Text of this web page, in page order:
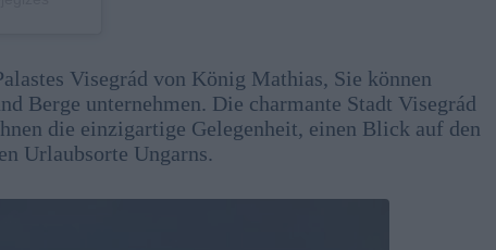
Visegrád von König Mathias, Sie können
Berge unternehmen. Die charmante Stadt Visegrád
die einzigartige Gelegenheit, einen Blick auf den
Urlaubsorte Ungarns.